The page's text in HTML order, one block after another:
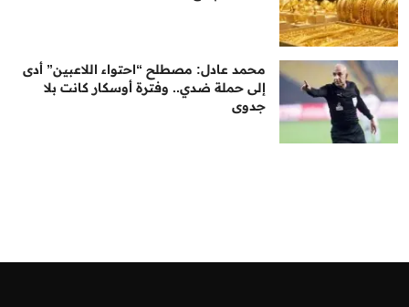
محمد عادل: مصطلح “احتواء اللاعبين” أدى
إلى حملة ضدي.. وفترة أوسكار كانت بلا
جدوى